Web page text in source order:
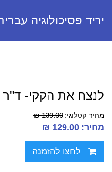
יריד פסיכולוגיה
לנצח את הקקי- ד"ר
מחיר קטלוגי: 139.00 ₪
מחיר: 129.00 ₪
לחצו להזמנה